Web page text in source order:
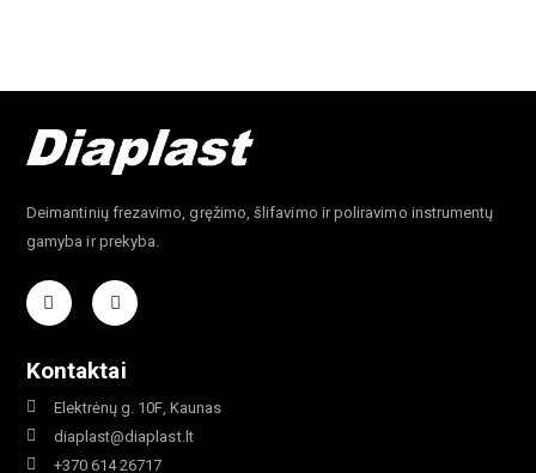
Deimantinių frezavimo, gręžimo, šlifavimo ir poliravimo instrumentų
gamyba ir prekyba.
Kontaktai
Elektrėnų g. 10F, Kaunas
diaplast@diaplast.lt
+370 614 26717